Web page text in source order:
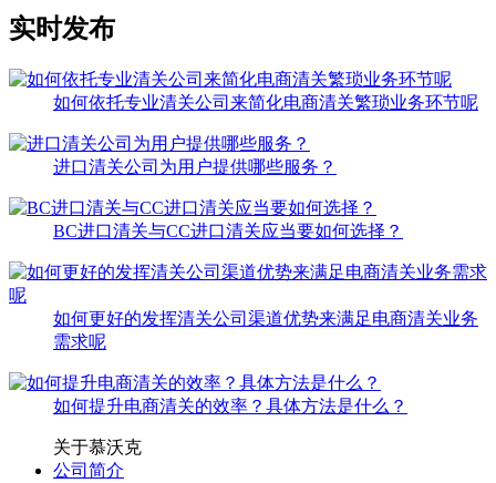
实时发布
如何依托专业清关公司来简化电商清关繁琐业务环节呢
进口清关公司为用户提供哪些服务？
BC进口清关与CC进口清关应当要如何选择？
如何更好的发挥清关公司渠道优势来满足电商清关业务
需求呢
如何提升电商清关的效率？具体方法是什么？
关于慕沃克
公司简介